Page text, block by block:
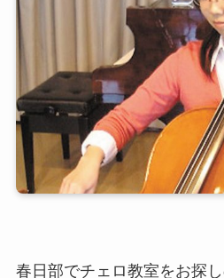
春日部でチェロ教室をお探